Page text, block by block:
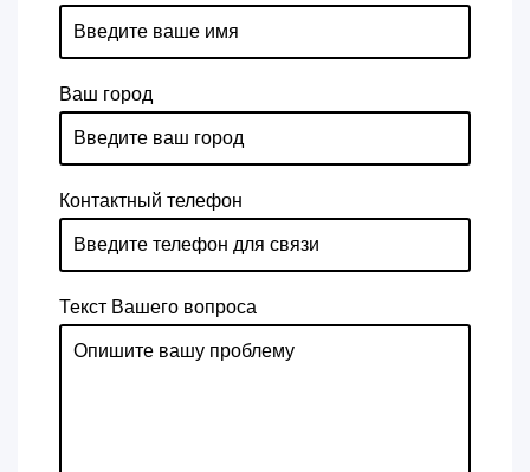
Ваш город
Контактный телефон
Текст Вашего вопроса